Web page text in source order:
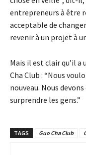
entrepreneurs à être
acceptable de
revenir à un projet à
Mais il est clair qu’il a
Cha Club : “Nous
nouveau. Nous
surprendre les gens.”
TAGS Guo Cha Club